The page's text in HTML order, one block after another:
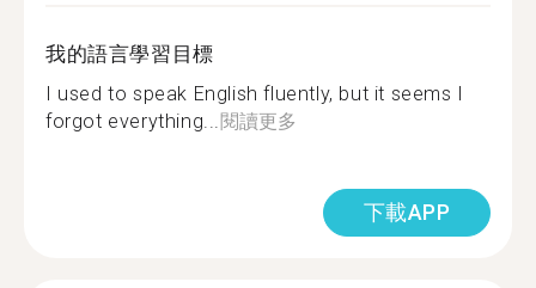
我的語言學習目標
I used to speak English fluently, but it seems I
forgot everything...閱讀更多
下載APP